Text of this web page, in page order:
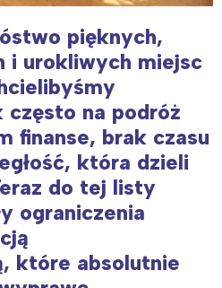
pięknych,
i urokliwych miejsc
często na podróż
finanse, brak czasu
która dzieli
do tej listy
ograniczenia
które absolutnie